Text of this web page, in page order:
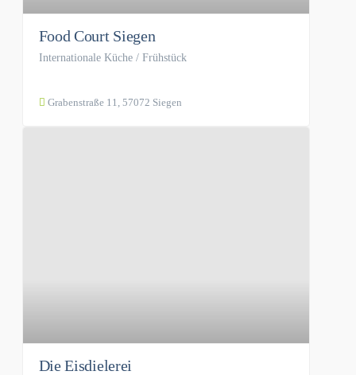
Food Court Siegen
Internationale Küche / Frühstück
Grabenstraße 11, 57072 Siegen
Die Eisdielerei